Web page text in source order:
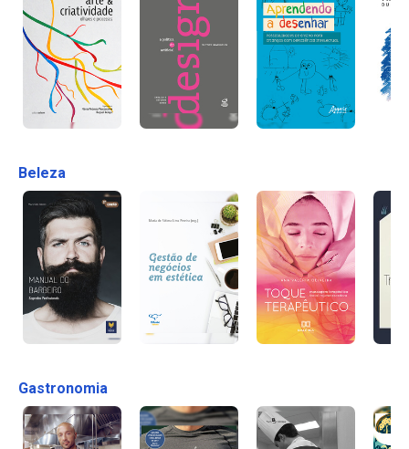
Beleza
Gastronomia